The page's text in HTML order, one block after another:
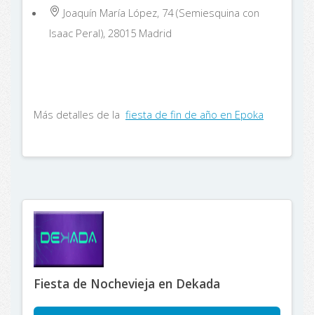
Joaquín María López, 74 (Semiesquina con
Isaac Peral), 28015 Madrid
Más detalles de la fiesta de fin de año en Epoka
Fiesta de Nochevieja en Dekada